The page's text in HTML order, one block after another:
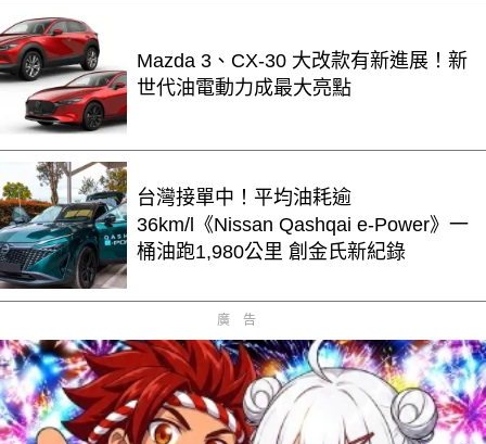
Mazda 3、CX-30 大改款有新進展！新
世代油電動力成最大亮點
台灣接單中！平均油耗逾
36km/l《Nissan Qashqai e-Power》一
桶油跑1,980公里 創金氏新紀錄
廣告